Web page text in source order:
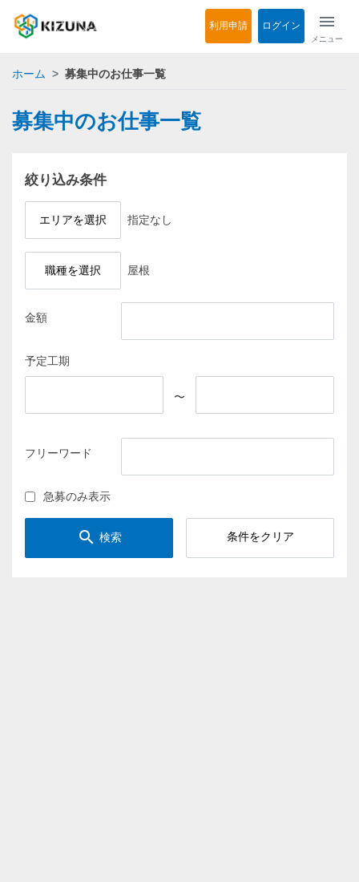
利用申請 ログイン menu
メニュー
ホーム 募集中のお仕事一覧
募集中のお仕事一覧
絞り込み条件
エリアを選択 指定なし
職種を選択 屋根
金額
予定工期
〜
フリーワード
急募のみ表示
search 検索 条件をクリア